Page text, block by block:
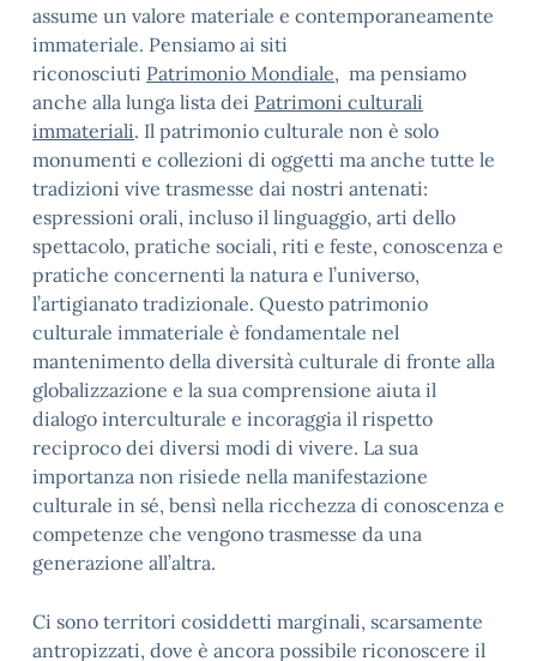
assume un valore materiale e contemporaneamente
immateriale. Pensiamo ai siti
riconosciuti Patrimonio Mondiale, ma pensiamo
anche alla lunga lista dei Patrimoni culturali
immateriali. Il patrimonio culturale non è solo
monumenti e collezioni di oggetti ma anche tutte le
tradizioni vive trasmesse dai nostri antenati:
espressioni orali, incluso il linguaggio, arti dello
spettacolo, pratiche sociali, riti e feste, conoscenza e
pratiche concernenti la natura e l’universo,
l’artigianato tradizionale. Questo patrimonio
culturale immateriale è fondamentale nel
mantenimento della diversità culturale di fronte alla
globalizzazione e la sua comprensione aiuta il
dialogo interculturale e incoraggia il rispetto
reciproco dei diversi modi di vivere. La sua
importanza non risiede nella manifestazione
culturale in sé, bensì nella ricchezza di conoscenza e
competenze che vengono trasmesse da una
generazione all’altra.
Ci sono territori cosiddetti marginali, scarsamente
antropizzati, dove è ancora possibile riconoscere il